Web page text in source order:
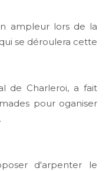
ampleur lors de la
se déroulera cette
de Charleroi, a fait
pour oganiser
d'arpenter le